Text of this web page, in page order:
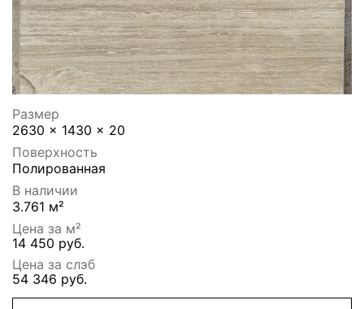
Размер
2630 x 1430 x 20
Поверхность
Полированная
В наличии
3.761 м²
Цена за м²
14 450 руб.
Цена за слэб
54 346 руб.